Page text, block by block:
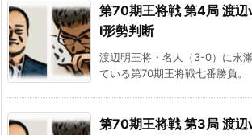
第70期王将戦 第4局 渡
I形勢判断
渡辺明王将・名人（3-0）に永
ている第70期王将戦七番勝負。
第70期王将戦 第3局 渡